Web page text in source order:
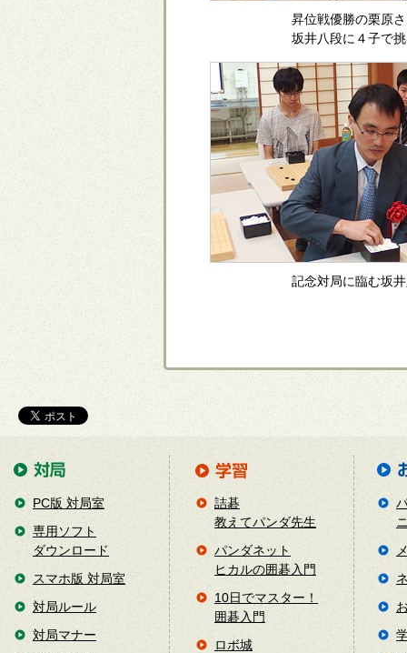
昇位戦優勝の栗原
坂井八段に４子で
記念対局に臨む坂
PC版 対局室
専用ソフト
ダウンロード
スマホ版 対局室
対局ルール
対局マナー
詰碁
教えてパンダ先生
パンダネット
ヒカルの囲碁入門
10日でマスター！
囲碁入門
ロボ城